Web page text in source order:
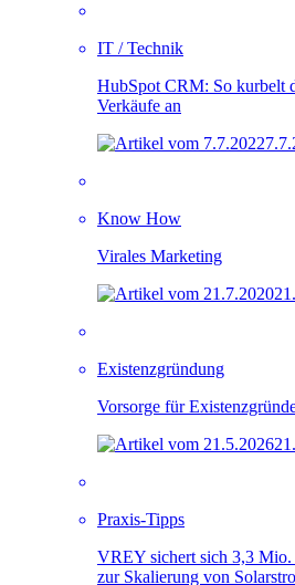
IT / Technik
HubSpot CRM: So kurbelt
Verkäufe an
Know How
Virales Marketing
Existenzgründung
Vorsorge für
Praxis-Tipps
VREY sichert sich 3,3 Mio.
zur Skalierung von